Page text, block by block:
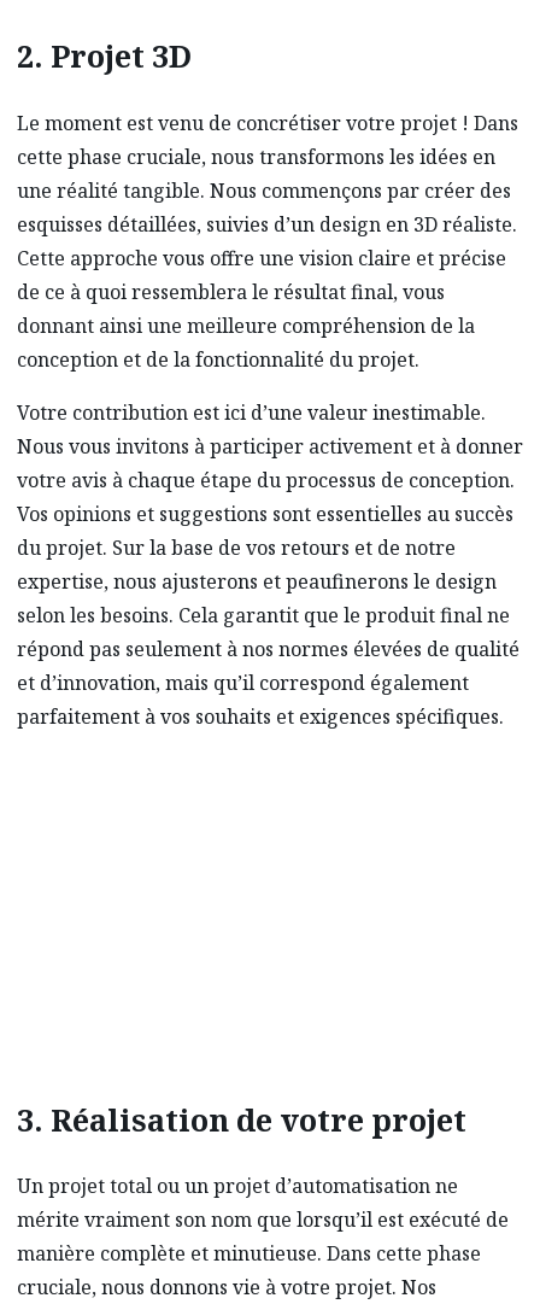
2. Projet 3D
Le moment est venu de concrétiser votre projet ! Dans
cette phase cruciale, nous transformons les idées en
une réalité tangible. Nous commençons par créer des
esquisses détaillées, suivies d’un design en 3D réaliste.
Cette approche vous offre une vision claire et précise
de ce à quoi ressemblera le résultat final, vous
donnant ainsi une meilleure compréhension de la
conception et de la fonctionnalité du projet.
Votre contribution est ici d’une valeur inestimable.
Nous vous invitons à participer activement et à donner
votre avis à chaque étape du processus de conception.
Vos opinions et suggestions sont essentielles au succès
du projet. Sur la base de vos retours et de notre
expertise, nous ajusterons et peaufinerons le design
selon les besoins. Cela garantit que le produit final ne
répond pas seulement à nos normes élevées de qualité
et d’innovation, mais qu’il correspond également
parfaitement à vos souhaits et exigences spécifiques.
3. Réalisation de votre projet
Un projet total ou un projet d’automatisation ne
mérite vraiment son nom que lorsqu’il est exécuté de
manière complète et minutieuse. Dans cette phase
cruciale, nous donnons vie à votre projet. Nos